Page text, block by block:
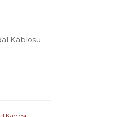
Kablosu